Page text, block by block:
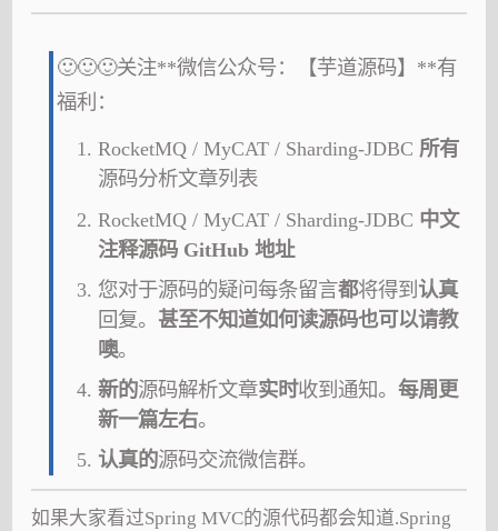
🙂🙂🙂关注**微信公众号：【芋道源码】**有
福利：
RocketMQ / MyCAT / Sharding-JDBC 所有
源码分析文章列表
RocketMQ / MyCAT / Sharding-JDBC 中文
注释源码 GitHub 地址
您对于源码的疑问每条留言都将得到 认真
回复。 甚至不知道如何读源码也可以请教
噢。
新的源码解析文章实时收到通知。每周更
新一篇左右。
认真的源码交流微信群。
如果大家看过Spring MVC的源代码都会知道.Spring